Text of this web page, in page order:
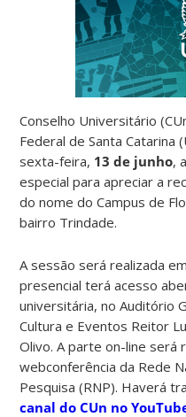
Conselho Universitário
Federal de Santa Catarina
sexta-feira, 13 de junho,
especial para apreciar a
do nome do Campus de
bairro Trindade.
A sessão será realizada
presencial terá acesso
universitária, no Auditório
Cultura e Eventos Reitor
Olivo. A parte on-line será
webconferência da Rede
Pesquisa (RNP). Haverá
canal do CUn no